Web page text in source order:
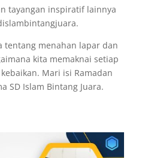
tayangan inspiratif lainnya
tentang menahan lapar dan
kita memaknai setiap
Mari isi Ramadan
SD Islam Bintang Juara.